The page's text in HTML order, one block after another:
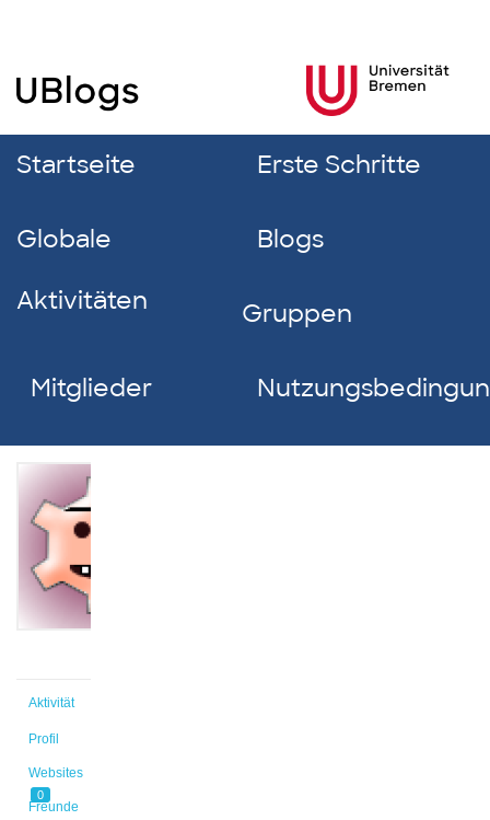
Startseite Erste Schritte
Globale
Aktivitäten
Blogs
Gruppen
Mitglieder
Aktivität
Profil
Websites
0
Freunde